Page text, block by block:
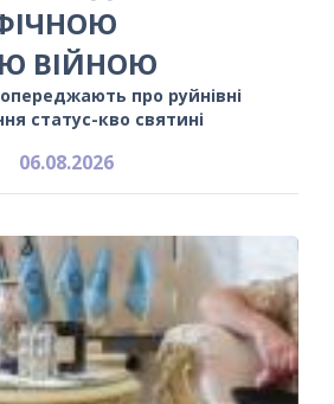
ВІЙНОЮ
про руйнівні
статус-кво святині
06.08.2026